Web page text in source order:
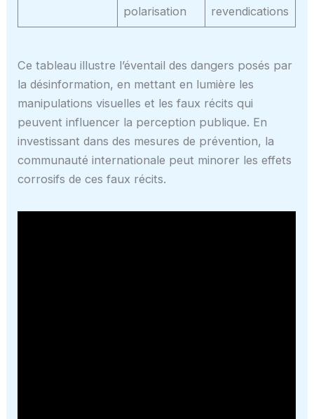
polarisation
revendications
Ce tableau illustre l’éventail des dangers posés par
la désinformation, en mettant en lumière les
manipulations visuelles et les faux récits qui
peuvent influencer la perception publique. En
investissant dans des mesures de prévention, la
communauté internationale peut minorer les effets
corrosifs de ces faux récits.